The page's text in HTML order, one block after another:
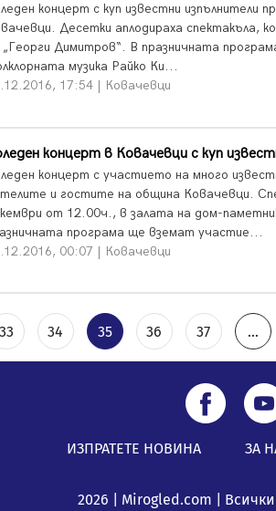
концерт с куп известни изпълнители
Десетки аплодираха спектакъла,
„Георги Димитров“. В празничната
музика Райко Ки...
17:54 | Ковачевци
концерт в Ковачевци с куп
концерт с участието на много
и гостите на община Ковачевци.
от 12.00ч., в залата на дом-
програма ще вземат участие...
00:07 | Ковачевци
33 34 35 36 37 ...
ИЗПРАТЕТЕ НОВИНА ЗА
2026 | Mirogled.com |